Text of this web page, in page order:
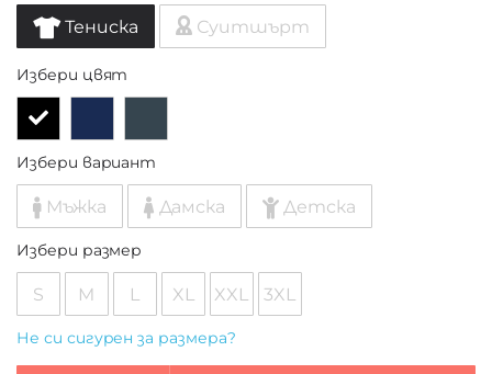
Тениска Суитшърт
Избери цвят
Избери вариант
Мъжка Дамска Детска
Избери размер
S M L XL XXL 3XL
Не си сигурен за размера?